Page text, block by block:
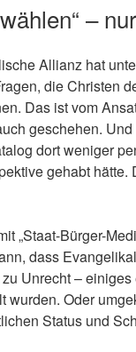
–
Allianz hat
die Christen
Das ist vom
geschehen.
dort weniger
gehabt
„Staat-Bürger-
dass
Unrecht –
wurden. Oder
Status und